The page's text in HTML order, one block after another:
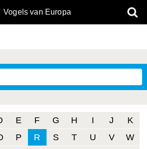
Vogels van Europa
E F G H I J
K
P R S T U V
W